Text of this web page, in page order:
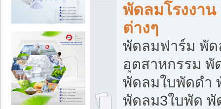
พัดลมโรงงา
ต่างๆ
พัดลมฟาร์ม พัด
อุตสาหกรรม
พัดลมใบพัดดำ
พัดลม3ใบพัด พั